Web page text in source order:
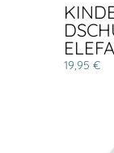
19,95 €